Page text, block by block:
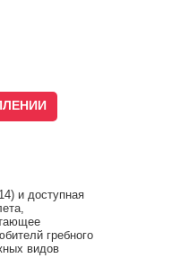
и доступная
гребного
видов